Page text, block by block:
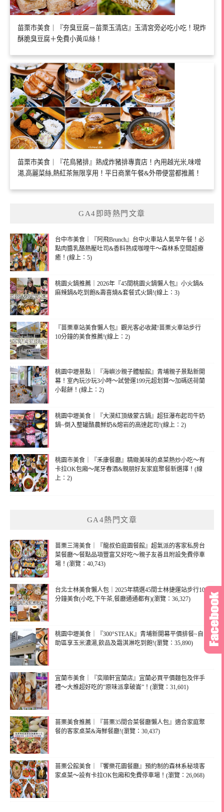
苗栗市美食｜『夯臭豆腐－苗栗玉清店』玉清宮旁必吃小吃！現炸
酥脆臭豆腐＋免費小黃瓜絲！
苗栗市美食｜『花鳥豬排』熟成炸豬排專賣店！內用越光米,味噌
湯,高麗菜絲,熱紅茶無限享用！平日商業午餐&外帶便當都推薦！
GA4即時熱門文章
台中市美食｜『阿飛Brunch』台中火車站人氣早午餐！必
點肉醬乳酪熱壓吐司&香料熟成咖哩牛～森林系空間超療
癒！(線上：5)
桃園火鍋推薦｜2026年『45間桃園火鍋懶人包』小火鍋&
麻辣鍋&吃到飽&壽喜燒&套餐式火鍋!(線上：3)
『苗栗車站美食懶人包』觀光客必收藏!苗栗火車站步行
10分鐘的美食推薦!(線上：2)
桃園中壢景點｜『海嶼沙親子體驗館』青埔親子景點新開
幕！室內玩沙玩3小時～試營運199元超划算～加碼送荷蘭
小鬆餅！(線上：2)
桃園中壢美食｜『大漠紅頂級蒙古鍋』超狂瀑布起司牛奶
鍋~倒入整罐酪農鮮奶&熔岩的高達起司!(線上：2)
桃園市美食｜『禾康餐廳』精緻美味的桌菜熱炒小吃～有
卡拉OK包廂～尾牙春酒&親朋好友家庭聚餐新選擇！(線
上：2)
GA4熱門文章
苗栗三灣美食｜『龍叔伯庭園餐館』超氣派的客家私房台
菜餐廳～餐點品項豐富又好吃～親子友善且附設免費停車
場！(瀏覽：40,743)
台北士林美食懶人包｜2025年精選45間士林捷運站步行10
分鐘美食(小吃,下午茶,餐廳通通都有)(瀏覽：36,327)
桃園中壢美食｜『300°STEAK』青埔新開幕平價排餐~自
助區享玉米濃湯,飲品及霜淇淋吃到飽!(瀏覽：35,890)
宜蘭市美食｜『奕順軒宜蘭店』宜蘭必買平價麵包及伴手
禮～大推超好吃的”原味派拿破崙”！(瀏覽：31,601)
苗栗美食推薦｜『苗栗35間合菜餐廳懶人包』適合家庭聚
餐的客家桌菜&海鮮餐廳!(瀏覽：30,437)
苗栗公館美食｜『饗樂花園餐廳』預約制的森林系秘境客
家桌菜～設有卡拉OK包廂和免費停車場！(瀏覽：26,068)